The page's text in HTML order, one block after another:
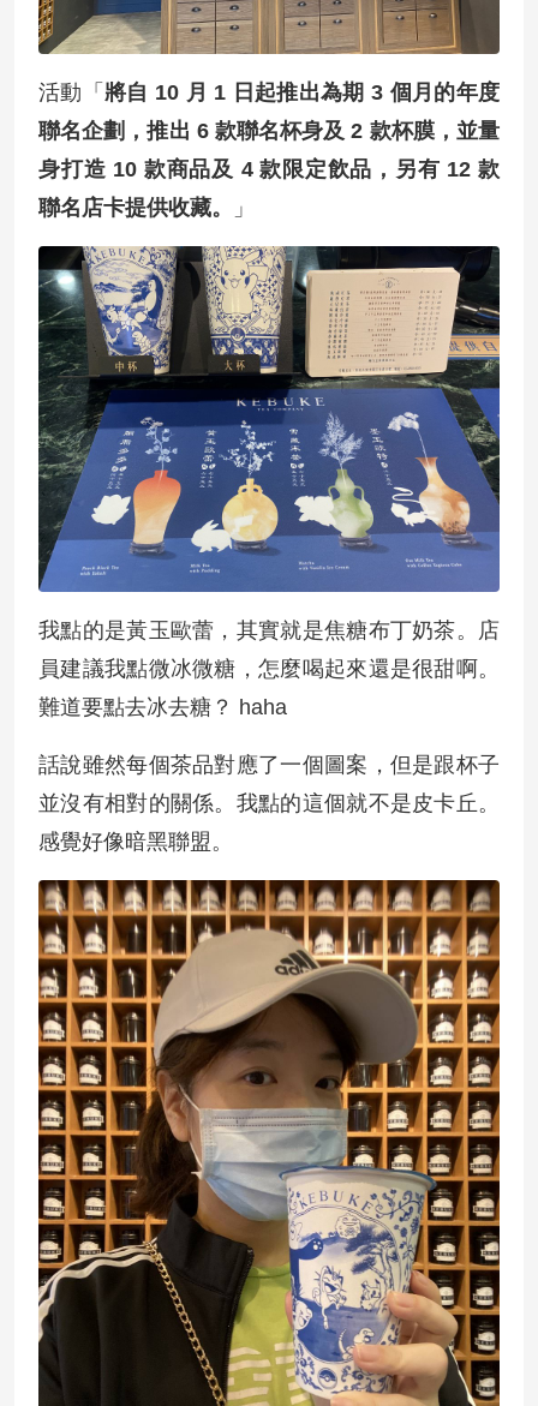
活動「將自 10 月 1 日起推出為期 3 個月的年度
聯名企劃，推出 6 款聯名杯身及 2 款杯膜，並量
身打造 10 款商品及 4 款限定飲品，另有 12 款
聯名店卡提供收藏。
」
我點的是黃玉歐蕾，其實就是焦糖布丁奶茶。店
員建議我點微冰微糖，怎麼喝起來還是很甜啊。
難道要點去冰去糖？ haha
話說雖然每個茶品對應了一個圖案，但是跟杯子
並沒有相對的關係。我點的這個就不是皮卡丘。
感覺好像暗黑聯盟。